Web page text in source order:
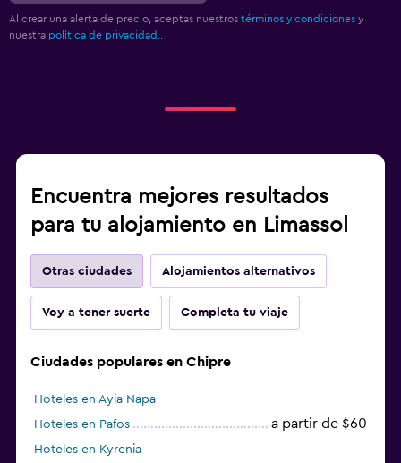
Al crear una alerta de precio, aceptas nuestros términos y condiciones y
nuestra política de privacidad.
Encuentra mejores resultados
para tu alojamiento en Limassol
Otras ciudades Alojamientos alternativos
Voy a tener suerte Completa tu viaje
Ciudades populares en Chipre
Hoteles en Ayia Napa
Hoteles en Pafos
a partir de $60
Hoteles en Kyrenia